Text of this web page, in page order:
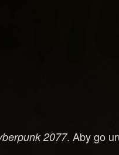
2077. Aby go